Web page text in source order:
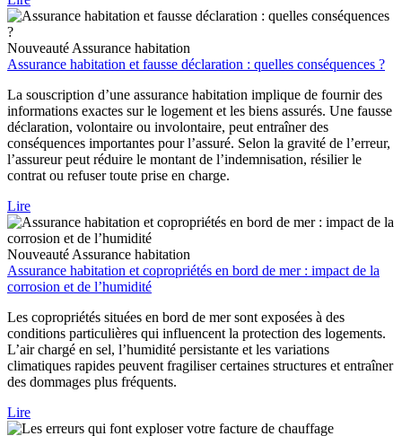
Nouveauté Assurance habitation
Assurance habitation et fausse déclaration : quelles conséquences ?
La souscription d’une assurance habitation implique de fournir des
informations exactes sur le logement et les biens assurés. Une fausse
déclaration, volontaire ou involontaire, peut entraîner des
conséquences importantes pour l’assuré. Selon la gravité de l’erreur,
l’assureur peut réduire le montant de l’indemnisation, résilier le
contrat ou refuser toute prise en charge.
Lire
Nouveauté Assurance habitation
Assurance habitation et copropriétés en bord de mer : impact de la
corrosion et de l’humidité
Les copropriétés situées en bord de mer sont exposées à des
conditions particulières qui influencent la protection des logements.
L’air chargé en sel, l’humidité persistante et les variations
climatiques rapides peuvent fragiliser certaines structures et entraîner
des dommages plus fréquents.
Lire